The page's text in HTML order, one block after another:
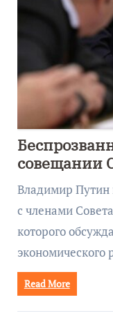
совещании
Владимир Путин
с членами
которого
экономического
Read More